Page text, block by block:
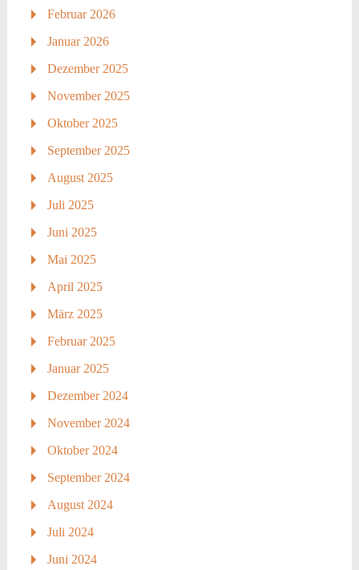
Februar 2026
Januar 2026
Dezember 2025
November 2025
Oktober 2025
September 2025
August 2025
Juli 2025
Juni 2025
Mai 2025
April 2025
März 2025
Februar 2025
Januar 2025
Dezember 2024
November 2024
Oktober 2024
September 2024
August 2024
Juli 2024
Juni 2024